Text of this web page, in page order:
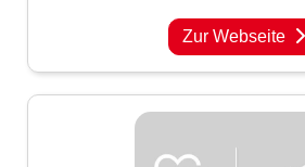
Zur Webseite